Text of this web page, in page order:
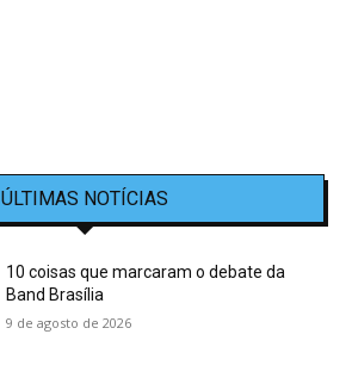
ÚLTIMAS NOTÍCIAS
10 coisas que marcaram o debate da
Band Brasília
9 de agosto de 2026